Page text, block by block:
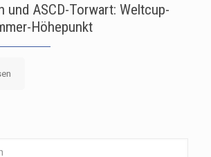
und ASCD-Torwart: Weltcup-
Höhepunkt